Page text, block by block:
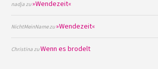
nadjazu»Wendezeit«
NichtMeinNamezu»Wendezeit«
ChristinazuWenn es brodelt